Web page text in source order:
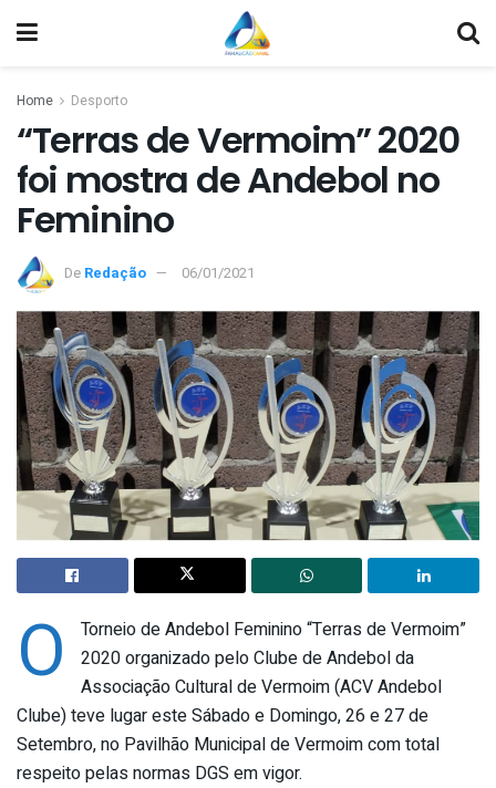
Home Desporto
“Terras de Vermoim” 2020
foi mostra de Andebol no
Feminino
De Redação 06/01/2021
O
Torneio de Andebol Feminino “Terras de Vermoim”
2020 organizado pelo Clube de Andebol da
Associação Cultural de Vermoim (ACV Andebol
Clube) teve lugar este Sábado e Domingo, 26 e 27 de
Setembro, no Pavilhão Municipal de Vermoim com total
respeito pelas normas DGS em vigor.